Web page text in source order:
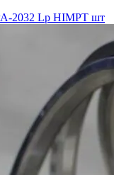
2032 Lp HIMPT шт